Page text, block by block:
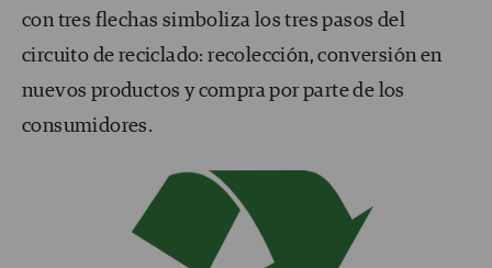
con tres flechas simboliza los tres pasos del
circuito de reciclado: recolección, conversión en
nuevos productos y compra por parte de los
consumidores.